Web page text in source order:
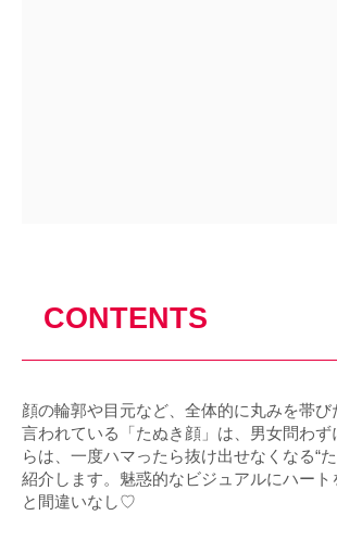
CONTENTS
顔の輪郭や目元など、全体的に丸みを帯び
言われている「たぬき顔」は、男女問わ
らは、一度ハマったら抜け出せなくなる“
紹介します。魅惑的なビジュアルにハート
と間違いなし♡